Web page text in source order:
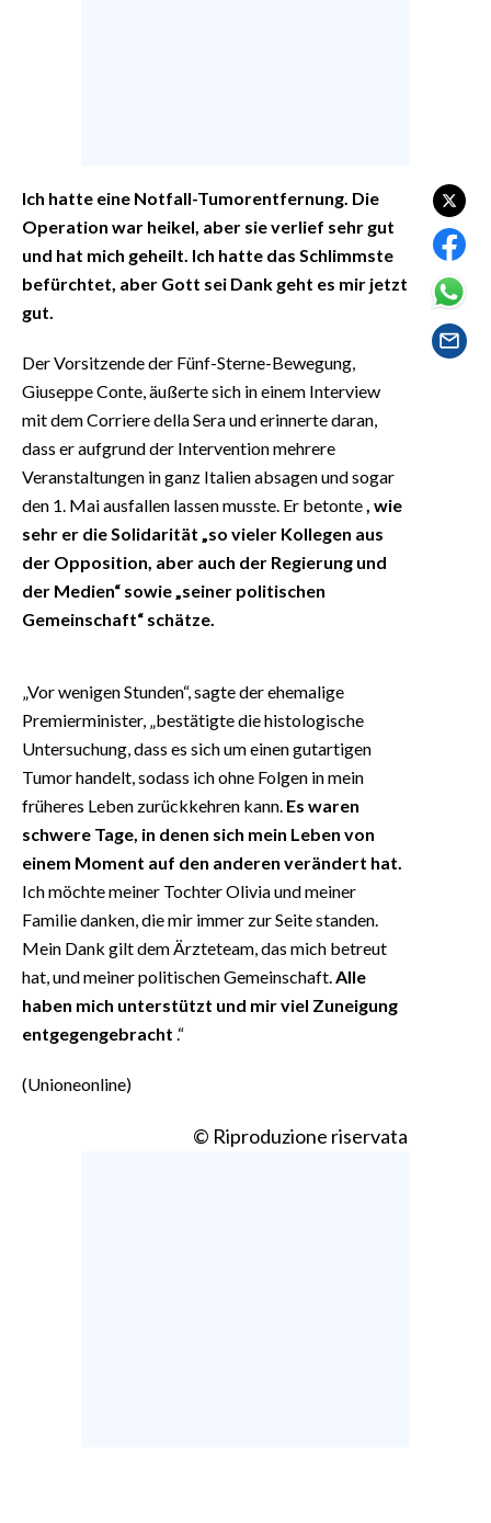
INFO AZIENDE
ABBONATI
ANNUNCI
NECROLOGI
PUBBLICITÀ
Ich hatte eine Notfall-Tumorentfernung. Die
Operation war heikel, aber sie verlief sehr gut
und hat mich geheilt. Ich hatte das Schlimmste
befürchtet, aber Gott sei Dank geht es mir jetzt
gut.
Der Vorsitzende der Fünf-Sterne-Bewegung,
Giuseppe Conte, äußerte sich in einem Interview
mit dem Corriere della Sera und erinnerte daran,
dass er aufgrund der Intervention mehrere
Veranstaltungen in ganz Italien absagen und sogar
den 1. Mai ausfallen lassen musste. Er betonte , wie
sehr er die Solidarität „so vieler Kollegen aus
der Opposition, aber auch der Regierung und
der Medien“ sowie „seiner politischen
Gemeinschaft“ schätze.
„Vor wenigen Stunden“, sagte der ehemalige
Premierminister, „bestätigte die histologische
Untersuchung, dass es sich um einen gutartigen
Tumor handelt, sodass ich ohne Folgen in mein
früheres Leben zurückkehren kann. Es waren
schwere Tage, in denen sich mein Leben von
einem Moment auf den anderen verändert hat.
Ich möchte meiner Tochter Olivia und meiner
Familie danken, die mir immer zur Seite standen.
Mein Dank gilt dem Ärzteteam, das mich betreut
hat, und meiner politischen Gemeinschaft. Alle
haben mich unterstützt und mir viel Zuneigung
entgegengebracht .“
(Unioneonline)
© Riproduzione riservata